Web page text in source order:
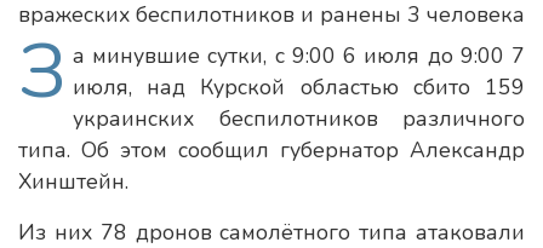
З а минувшие сутки, с 9:00 6 июля до 9:00 7
июля, над Курской областью сбито 159
украинских беспилотников различного
типа. Об этом сообщил губернатор Александр
Хинштейн.
Из них 78 дронов самолётного типа атаковали